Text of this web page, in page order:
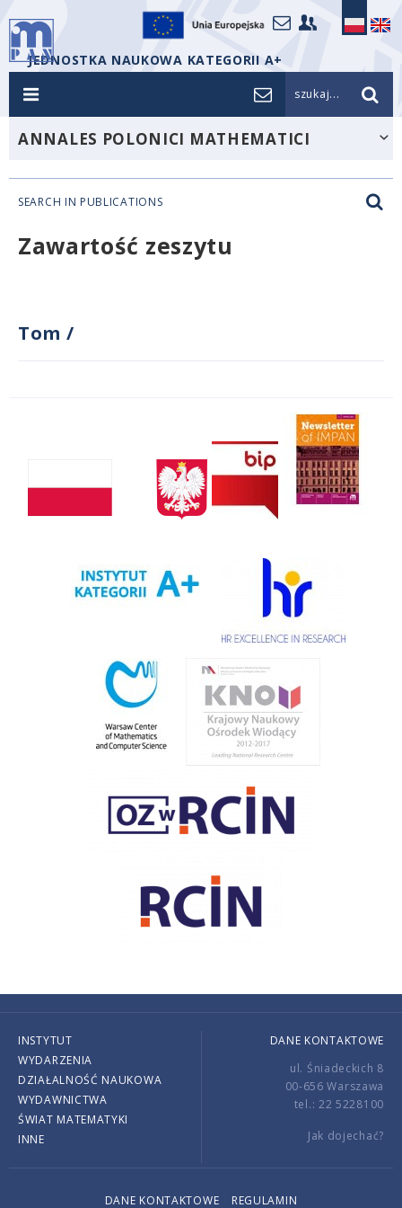
JEDNOSTKA NAUKOWA KATEGORII A+
szukaj...
ANNALES POLONICI MATHEMATICI
SEARCH IN PUBLICATIONS
Zawartość zeszytu
Tom /
INSTYTUT
WYDARZENIA
DZIAŁALNOŚĆ NAUKOWA
WYDAWNICTWA
ŚWIAT MATEMATYKI
INNE
DANE KONTAKTOWE
ul. Śniadeckich 8
00-656 Warszawa
tel.: 22 5228100
Jak dojechać?
DANE KONTAKTOWE REGULAMIN